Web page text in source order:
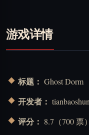
游戏详情
标题： Ghost Dorm
开发者： tianbaoshun
评分： 8.7（700 票）